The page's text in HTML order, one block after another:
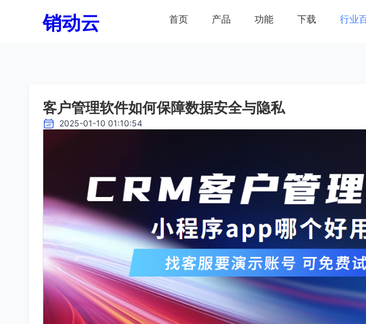
销动云 首页 产品 功能 下载 行业
客户管理软件如何保障数据安全与隐私
2025-01-10 01:10:54